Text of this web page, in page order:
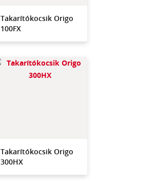
Takarítókocsik Origo
100FX
Takarítókocsik Origo
300HX